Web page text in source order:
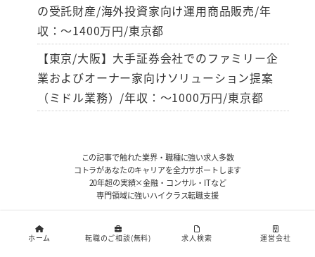
の受託財産/海外投資家向け運用商品販売/年
収：～1400万円/東京都
【東京/大阪】大手証券会社でのファミリー企
業およびオーナー家向けソリューション提案
（ミドル業務）/年収：～1000万円/東京都
この記事で触れた業界・職種に強い求人多数
コトラがあなたのキャリアを全力サポートします
20年超の実績×金融・コンサル・ITなど
専門領域に強いハイクラス転職支援
無料で登録してキャリア相談する
ホーム 転職のご相談(無料) 求人検索 運営会社